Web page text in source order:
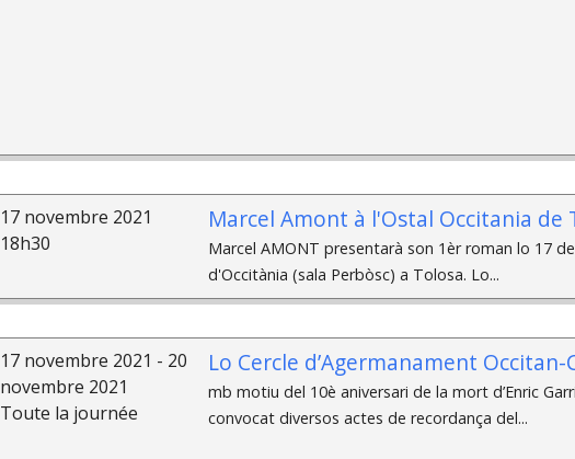
17 novembre 2021
18h30
Marcel Amont à l'Ostal Occitania de
Marcel AMONT presentarà son 1èr roman lo 17
d'Occitània (sala Perbòsc) a Tolosa. Lo...
17 novembre 2021 - 20
novembre 2021
Toute la journée
Lo Cercle d’Agermanament
mb motiu del 10è aniversari de la mort d’Enric
convocat diversos actes de recordança del...